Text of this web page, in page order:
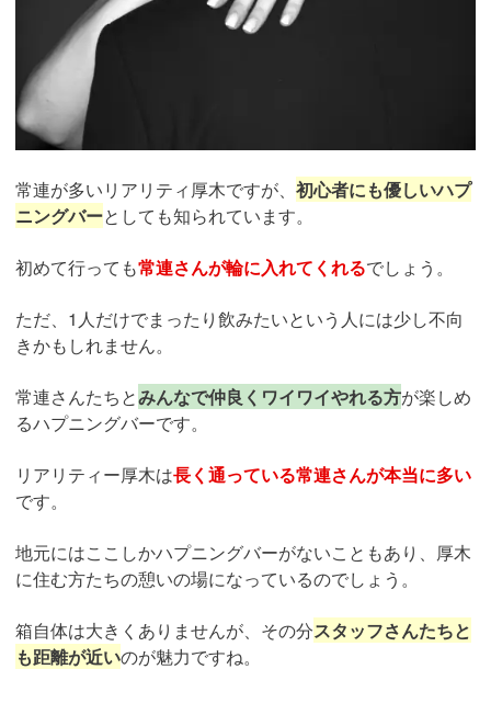
常連が多いリアリティ厚木ですが、 初心者にも優しいハプ
ニングバーとしても知られています。
初めて行っても常連さんが輪に入れてくれるでしょう。
ただ、1人だけでまったり飲みたいという人には少し不向
きかもしれません。
常連さんたちとみんなで仲良くワイワイやれる方が楽しめ
るハプニングバーです。
リアリティー厚木は長く通っている常連さんが本当に多い
です。
地元にはここしかハプニングバーがないこともあり、厚木
に住む方たちの憩いの場になっているのでしょう。
箱自体は大きくありませんが、その分スタッフさんたちと
も距離が近いのが魅力ですね。